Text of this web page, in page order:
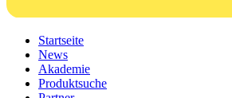
Startseite
News
Akademie
Produktsuche